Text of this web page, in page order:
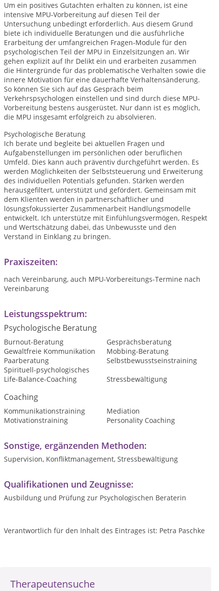
Therapeutensuche
Um ein positives Gutachten erhalten zu können, ist eine
intensive MPU-Vorbereitung auf diesen Teil der
Untersuchung unbedingt erforderlich. Aus diesem Grund
biete ich individuelle Beratungen und die ausführliche
Erarbeitung der umfangreichen Fragen-Module für den
psychologischen Teil der MPU in Einzelsitzungen an. Wir
gehen explizit auf Ihr Delikt ein und erarbeiten zusammen
die Hintergründe für das problematische Verhalten sowie die
innere Motivation für eine dauerhafte Verhaltensänderung.
So können Sie sich auf das Gespräch beim
Verkehrspsychologen einstellen und sind durch diese MPU-
Vorbereitung bestens ausgerüstet. Nur dann ist es möglich,
die MPU insgesamt erfolgreich zu absolvieren.
Psychologische Beratung
Ich berate und begleite bei aktuellen Fragen und
Aufgabenstellungen im persönlichen oder beruflichen
Umfeld. Dies kann auch präventiv durchgeführt werden. Es
werden Möglichkeiten der Selbststeuerung und Erweiterung
des individuellen Potentials gefunden. Stärken werden
herausgefiltert, unterstützt und gefördert. Gemeinsam mit
dem Klienten werden in partnerschaftlicher und
lösungsfokussierter Zusammenarbeit Handlungsmodelle
entwickelt. Ich unterstütze mit Einfühlungsvermögen, Respekt
und Wertschätzung dabei, das Unbewusste und den
Verstand in Einklang zu bringen.
Praxiszeiten:
nach Vereinbarung, auch MPU-Vorbereitungs-Termine nach
Vereinbarung
Leistungsspektrum:
Psychologische Beratung
Burnout-Beratung
Gesprächsberatung
Gewaltfreie Kommunikation
Mobbing-Beratung
Paarberatung
Selbstbewusstseinstraining
Spirituell-psychologisches
Life-Balance-Coaching
Stressbewältigung
Coaching
Kommunikationstraining
Mediation
Motivationstraining
Personality Coaching
Sonstige, ergänzenden Methoden:
Supervision, Konfliktmanagement, Stressbewältigung
Qualifikationen und Zeugnisse:
Ausbildung und Prüfung zur Psychologischen Beraterin
Verantwortlich für den Inhalt des Eintrages ist: Petra Paschke